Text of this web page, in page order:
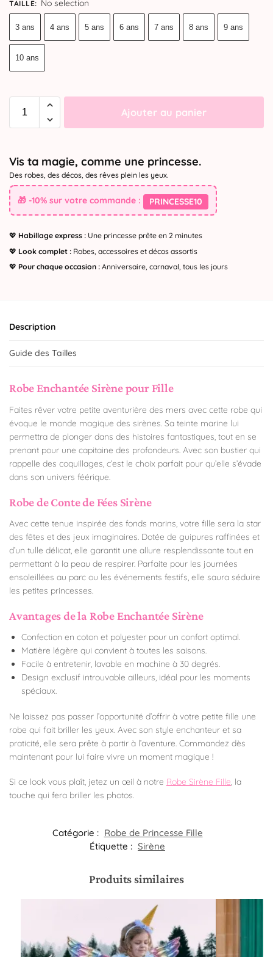
TAILLE: No selection
3 ans 4 ans 5 ans 6 ans 7 ans 8 ans 9 ans
10 ans
Ajouter au panier
Vis ta magie, comme une princesse.
Des robes, des décos, des rêves plein les yeux.
🎁 -10% sur votre commande : PRINCESSE10
💖 Habillage express : Une princesse prête en 2 minutes
💖 Look complet : Robes, accessoires et décos assortis
💖 Pour chaque occasion : Anniversaire, carnaval, tous les jours
Description
Guide des Tailles
Robe Enchantée Sirène pour Fille
Faites rêver votre petite aventurière des mers avec cette robe qui
évoque le monde magique des sirènes. Sa teinte marine lui
permettra de plonger dans des histoires fantastiques, tout en se
prenant pour une capitaine des profondeurs. Avec son bustier qui
rappelle des coquillages, c’est le choix parfait pour qu’elle s’évade
dans son univers féérique.
Robe de Conte de Fées Sirène
Avec cette tenue inspirée des fonds marins, votre fille sera la star
des fêtes et des jeux imaginaires. Dotée de guipures raffinées et
d’un tulle délicat, elle garantit une allure resplendissante tout en
permettant à la peau de respirer. Parfaite pour les journées
ensoleillées au parc ou les événements festifs, elle saura séduire
les petites princesses.
Avantages de la Robe Enchantée Sirène
Confection en coton et polyester pour un confort optimal.
Matière légère qui convient à toutes les saisons.
Facile à entretenir, lavable en machine à 30 degrés.
Design exclusif introuvable ailleurs, idéal pour les moments
spéciaux.
Ne laissez pas passer l’opportunité d’offrir à votre petite fille une
robe qui fait briller les yeux. Avec son style enchanteur et sa
praticité, elle sera prête à partir à l’aventure. Commandez dès
maintenant pour lui faire vivre un moment magique !
Si ce look vous plaît, jetez un œil à notre Robe Sirène Fille , la
touche qui fera briller les photos.
Catégorie : Robe de Princesse Fille
Étiquette : Sirène
Produits similaires